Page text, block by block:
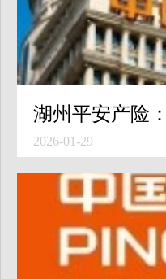
2026-01-29